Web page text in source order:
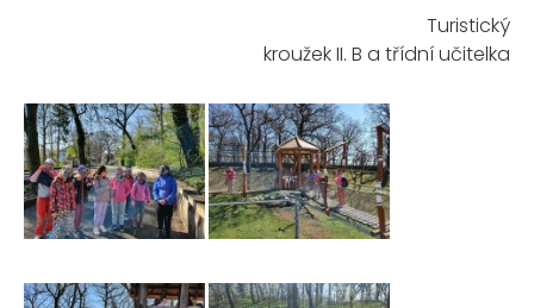
Turistický
kroužek II. B a třídní učitelka